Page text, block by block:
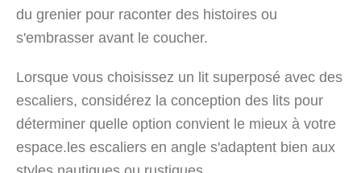
du grenier pour raconter des histoires ou
s'embrasser avant le coucher.
Lorsque vous choisissez un lit superposé avec des
escaliers, considérez la conception des lits pour
déterminer quelle option convient le mieux à votre
espace.les escaliers en angle s'adaptent bien aux